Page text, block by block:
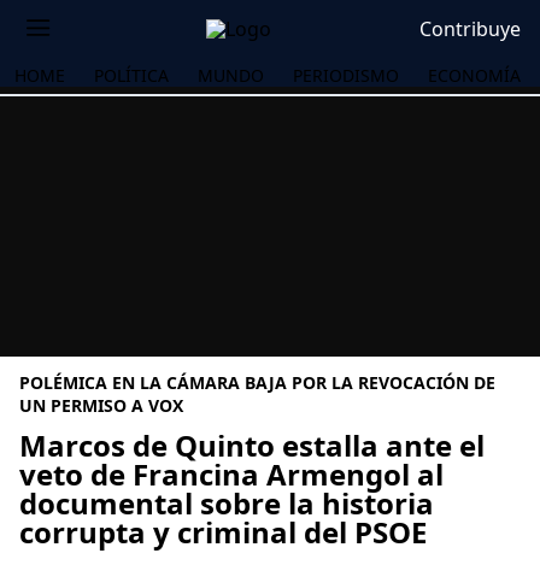
Contribuye
HOME POLÍTICA MUNDO PERIODISMO ECONOMÍA
POLÉMICA EN LA CÁMARA BAJA POR LA REVOCACIÓN DE
UN PERMISO A VOX
Marcos de Quinto estalla ante el
veto de Francina Armengol al
documental sobre la historia
corrupta y criminal del PSOE